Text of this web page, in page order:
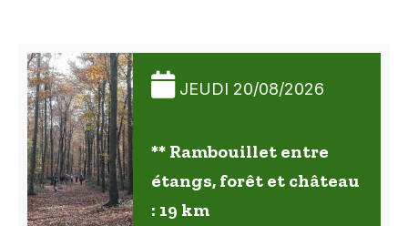
JEUDI 20/08/2026
** Rambouillet entre
étangs, forêt et château
: 19 km